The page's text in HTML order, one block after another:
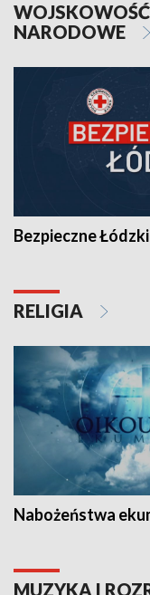
NARODOWE
Bezpieczne
RELIGIA
Nabożeństwa
MUZYKA I